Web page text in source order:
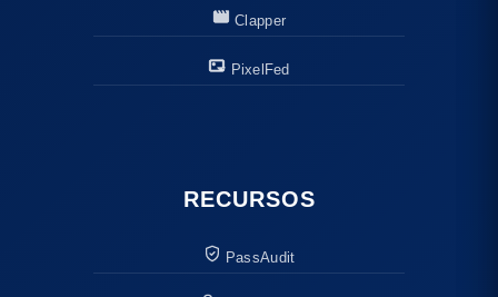
Clapper
PixelFed
RECURSOS
PassAudit